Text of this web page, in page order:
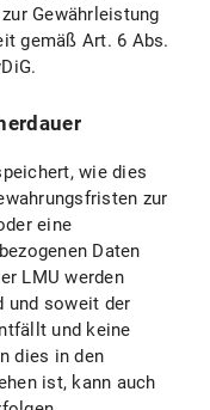
X (vormals Twitter) und X-Icons
Datenverarbeitung
von YouTube und YouTube-Icons
Gewährleistung
gemäß Art. 6 Abs.
wie dies
zur
eine
Daten
LMU werden
und soweit der
und keine
dies in den
ist, kann auch